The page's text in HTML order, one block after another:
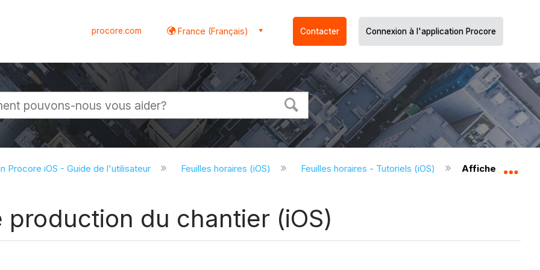
procore.com France (Français) Contacter Connexion à l'application Procore
Procore iOS - Guide de l'utilisateur Feuilles horaires (iOS) Feuilles horaires - Tutoriels (iOS) Afficher un
du chantier (iOS)